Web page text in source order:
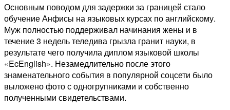
Основным поводом для задержки за границей стало
обучение Анфисы на языковых курсах по английскому.
Муж полностью поддерживал начинания жены и в
течение 3 недель теледива грызла гранит науки, в
результате чего получила диплом языковой школы
«EcEnglish». Незамедлительно после этого
знаменательного события в популярной соцсети было
выложено фото с одногрупниками и собственно
полученными свидетельствами.